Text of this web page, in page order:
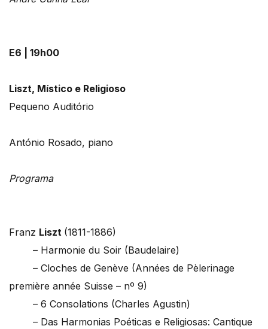
E6 | 19h00
Liszt, Místico e Religioso
Pequeno Auditório
António Rosado, piano
Programa
Franz Liszt (1811-1886)
– Harmonie du Soir (Baudelaire)
– Cloches de Genève (Années de Pèlerinage
première année Suisse – nº 9)
– 6 Consolations (Charles Agustin)
– Das Harmonias Poéticas e Religiosas: Cantique